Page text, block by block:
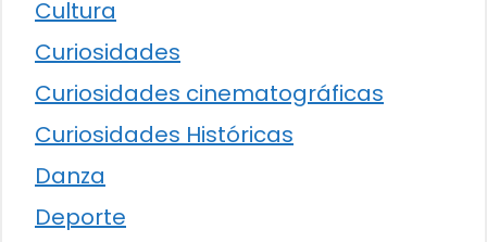
Cultura
Curiosidades
Curiosidades cinematográficas
Curiosidades Históricas
Danza
Deporte